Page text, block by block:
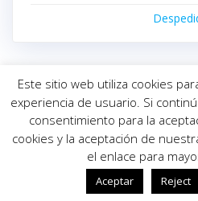
© 2026 INFORMÁTICA ELOY.
y elHighlight
Este sitio web utiliza cookies
experiencia de usuario. Si
consentimiento para la
cookies y la aceptación de
el enlace para
Aceptar Reject